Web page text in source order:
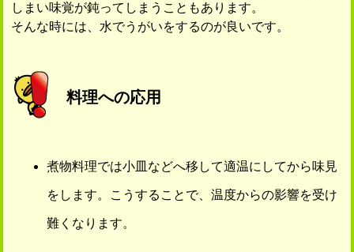
しまい味覚が鈍ってしまうこともあります。
そんな時には、水でうがいをするのが良いです。
料理への応用
煮物料理では小皿などへ移して適温にしてから味見
をします。こうすることで、温度からの影響を受け
難くなります。